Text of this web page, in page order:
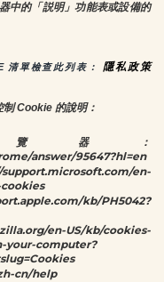
中的「説明」功能表或設備的
清單檢查此列表： 隱私政策
Cookie 的說明：
器：
answer/95647?hl=en
en-
kb/PH5042?
en-US/kb/cookies-
your-computer?
cn/help